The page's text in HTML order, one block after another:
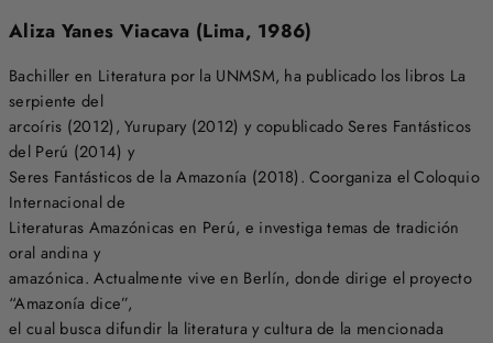
Aliza Yanes Viacava (Lima, 1986)
Bachiller en Literatura por la UNMSM, ha publicado los libros La
serpiente del
arcoíris (2012), Yurupary (2012) y copublicado Seres Fantásticos
del Perú (2014) y
Seres Fantásticos de la Amazonía (2018). Coorganiza el Coloquio
Internacional de
Literaturas Amazónicas en Perú, e investiga temas de tradición
oral andina y
amazónica. Actualmente vive en Berlín, donde dirige el proyecto
“Amazonía dice”,
el cual busca difundir la literatura y cultura de la mencionada